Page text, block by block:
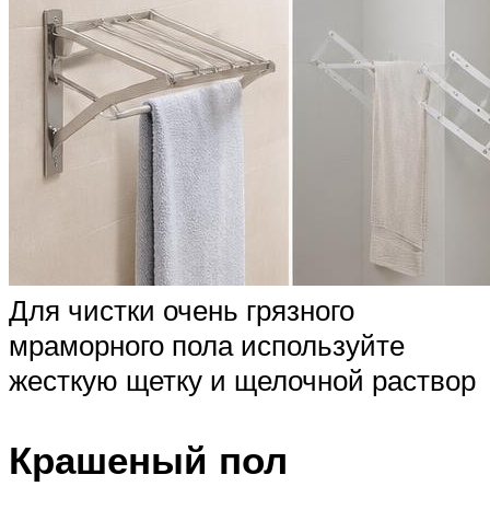
Для чистки очень грязного
мраморного пола используйте
жесткую щетку и щелочной раствор
Крашеный пол